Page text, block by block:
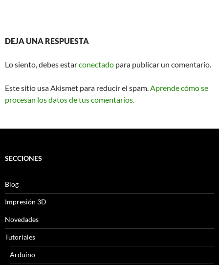
DEJA UNA RESPUESTA
Lo siento, debes estarconectado para publicar un comentario.
Este sitio usa Akismet para reducir el spam.Aprende cómo se
procesan los datos de tus comentarios.
SECCIONES
Blog
Impresión 3D
Novedades
Tutoriales
Arduino